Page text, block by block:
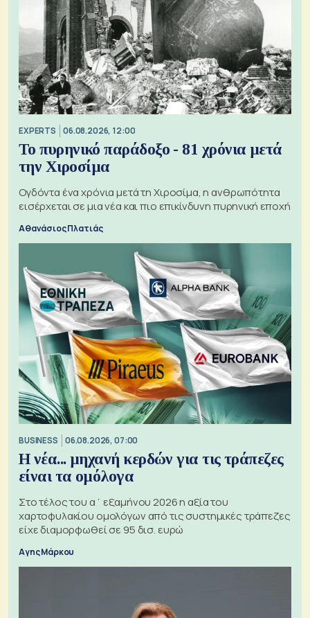
EXPERTS 06.08.2026, 12:00
Το πυρηνικό παράδοξο - 81 χρόνια μετά
την Χιροσίμα
Ογδόντα ένα χρόνια μετά τη Χιροσίμα, η ανθρωπότητα
εισέρχεται σε μια νέα και πιο επικίνδυνη πυρηνική εποχή
Αθανάσιος Πλατιάς
BUSINESS 06.08.2026, 07:00
Η νέα... μηχανή κερδών για τις τράπεζες
είναι τα ομόλογα
Στο τέλος του α΄ εξαμήνου 2026 η αξία του
χαρτοφυλακίου ομολόγων από τις συστημικές τράπεζες
είχε διαμορφωθεί σε 95 δισ. ευρώ
Αγης Μάρκου